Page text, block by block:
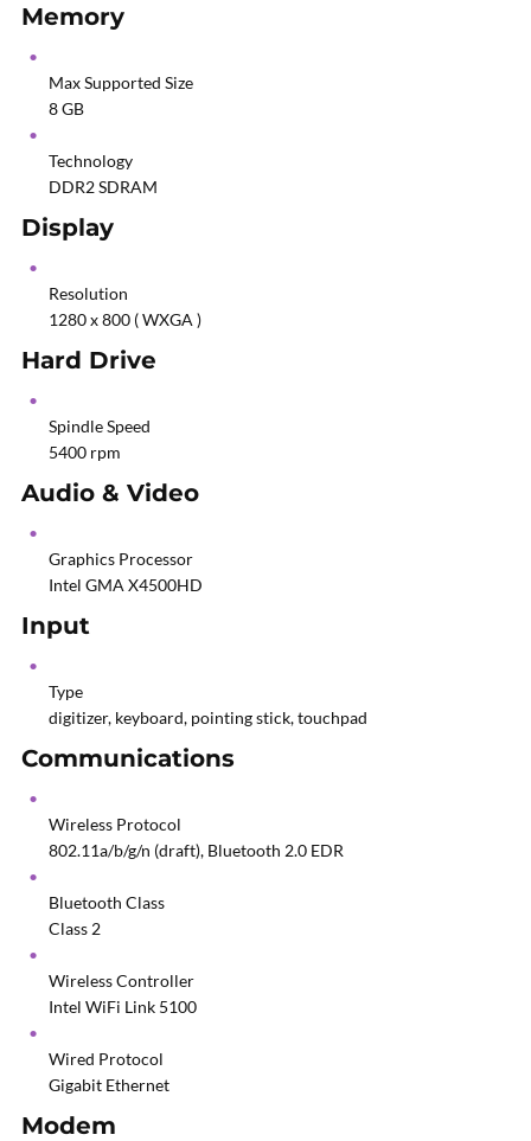
Memory
Max Supported Size
8 GB
Technology
DDR2 SDRAM
Display
Resolution
1280 x 800 ( WXGA )
Hard Drive
Spindle Speed
5400 rpm
Audio & Video
Graphics Processor
Intel GMA X4500HD
Input
Type
digitizer, keyboard, pointing stick, touchpad
Communications
Wireless Protocol
802.11a/b/g/n (draft), Bluetooth 2.0 EDR
Bluetooth Class
Class 2
Wireless Controller
Intel WiFi Link 5100
Wired Protocol
Gigabit Ethernet
Modem